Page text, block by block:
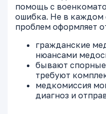
помощь с
ошибка. Не в каждом
проблем оформляет
гражданские
нюансами
бывают
требуют
медкомиссия
диагноз и